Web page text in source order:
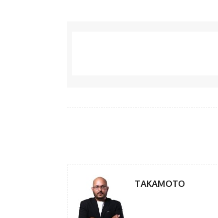
TAKAMOTO